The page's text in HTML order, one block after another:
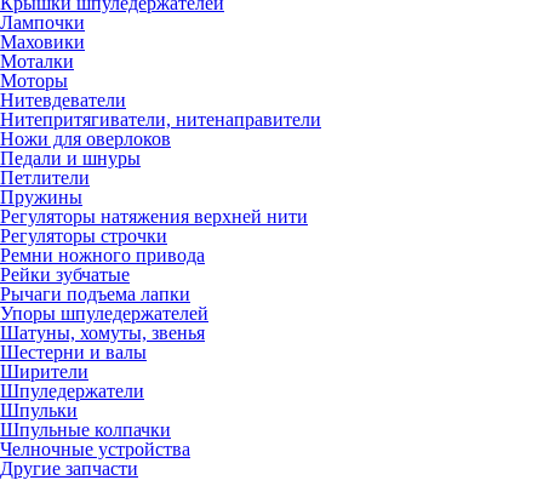
Лампочки
Маховики
Моталки
Моторы
Нитевдеватели
Нитепритягиватели, нитенаправители
Ножи для оверлоков
Педали и шнуры
Петлители
Пружины
Регуляторы натяжения верхней нити
Регуляторы строчки
Ремни ножного привода
Рейки зубчатые
Рычаги подъема лапки
Упоры шпуледержателей
Шатуны, хомуты, звенья
Шестерни и валы
Ширители
Шпуледержатели
Шпульки
Шпульные колпачки
Челночные устройства
Другие запчасти